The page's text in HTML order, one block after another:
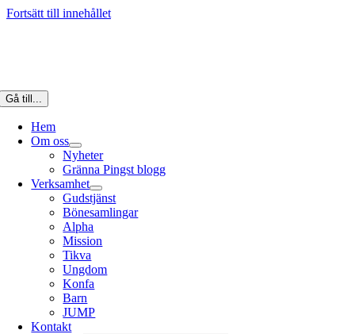
Fortsätt till innehållet
Gå till...
Hem
Om oss
Nyheter
Gränna Pingst blogg
Verksamhet
Gudstjänst
Bönesamlingar
Alpha
Mission
Tikva
Ungdom
Konfa
Barn
JUMP
Kontakt